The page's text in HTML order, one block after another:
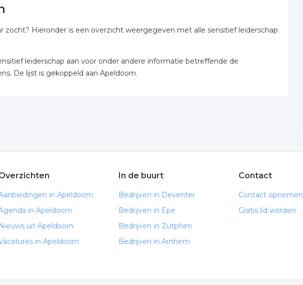
zocht? Hieronder is een overzicht weergegeven met alle sensitief leiderschap
leiderschap aan voor onder andere informatie betreffende de
De lijst is gekoppeld aan Apeldoorn.
in Apeldoorn
in Apeldoorn
Nieuws uit Apeldoorn
in Apeldoorn
In de buurt
Bedrijven in Deventer
Bedrijven in Epe
Bedrijven in Zutphen
Bedrijven in Arnhem
Contact
Contact opnemen
Gratis lid worden